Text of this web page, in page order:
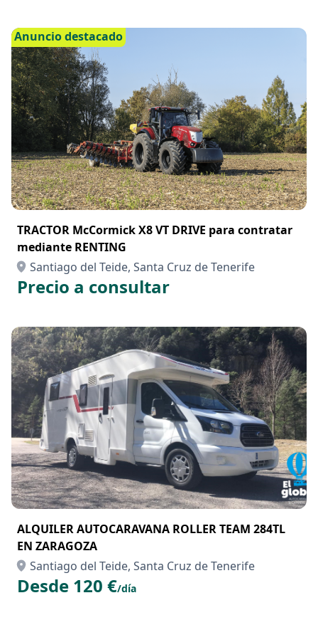
Anuncio destacado
TRACTOR McCormick X8 VT DRIVE para contratar
mediante RENTING
Santiago del Teide, Santa Cruz de Tenerife
Precio a consultar
ALQUILER AUTOCARAVANA ROLLER TEAM 284TL
EN ZARAGOZA
Santiago del Teide, Santa Cruz de Tenerife
Desde 120 €/día